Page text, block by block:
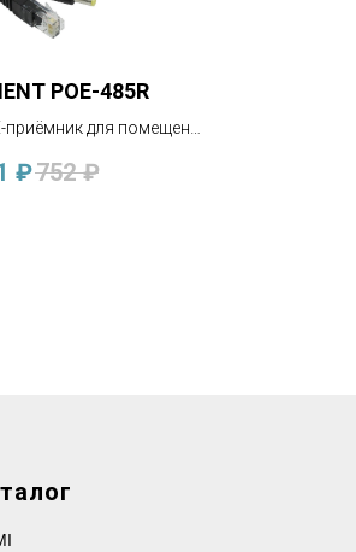
POE-485R
приёмник для помещений
+ DC 5В
₽752 ₽